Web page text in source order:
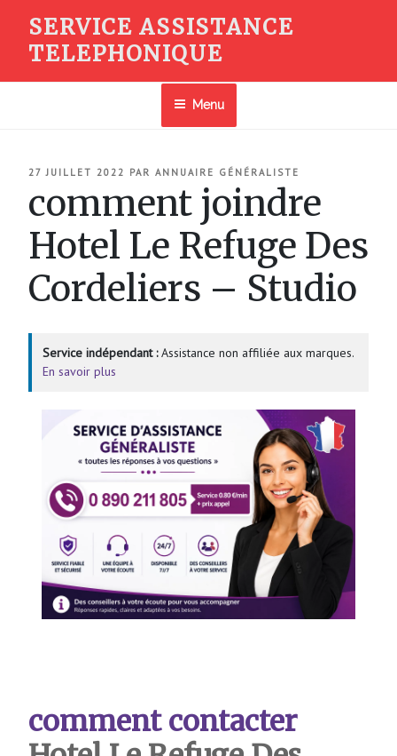
contenu
SERVICE ASSISTANCE
TELEPHONIQUE
Menu
PUBLIÉ
27 JUILLET 2022 PAR ANNUAIRE GÉNÉRALISTE
comment joindre
Hotel Le Refuge Des
Cordeliers – Studio
Service indépendant :Assistance non affiliée aux marques.
En savoir plus
comment contacter